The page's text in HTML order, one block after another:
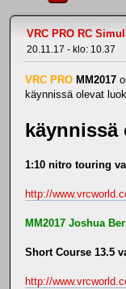
VRC PRO RC
20.11.17 - klo: 10.37
VRC PRO MM2017
käynnissä olevat
käynnissä
1:10 nitro touring
http://
MM2017 Joshua
Short Course 13.5
http://